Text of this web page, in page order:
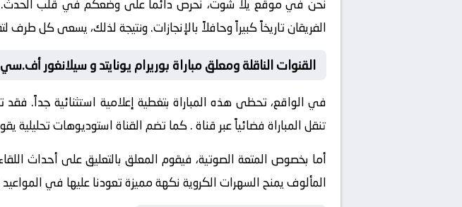
نحن في موقع يلا شوت، نحرص دائماً على وضعكم في قلب الحدث.
الفريقان تاريخاً كبيراً وحافلاً بالإنجازات. ونتيجة لذلك، يسعى كل
القنوات الناقلة ومعلق مباراة بوريرام يونايتد و سيلانغور أف.سي
في الواقع، تحظى هذه المباراة بتغطية إعلامية استثنائية جداً.
تنقل المباراة فضائياً عبر قناة. كما تضم القناة استوديوهات تحليلية
أما بخصوص المتعة الصوتية، فيقوم المعلق بالتعليق على أحداث
المألوف يمنح السهرات الكروية نكهة مميزة تعودنا عليها في